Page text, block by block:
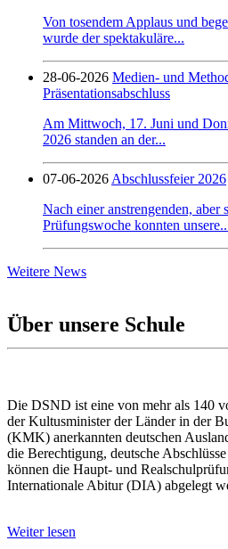
Von tosendem Applaus und
wurde der spektakuläre...
28-06-2026 Medien- und
Präsentationsabschluss
Am Mittwoch, 17. Juni und
2026 standen an der...
07-06-2026 Abschlussfeier 2026
Nach einer anstrengenden, aber
Prüfungswoche konnten
Weitere News
Über unsere Schule
Die DSND ist eine von mehr als 140
der Kultusminister der Länder in der
(KMK) anerkannten deutschen
die Berechtigung, deutsche
können die Haupt- und
Internationale Abitur (DIA) abgelegt
Weiter lesen